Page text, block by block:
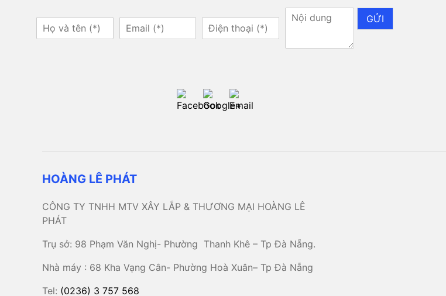
GỬI
HOÀNG LÊ PHÁT
CÔNG TY TNHH MTV XÂY LẮP & THƯƠNG MẠI HOÀNG LÊ
PHÁT
Trụ sở: 98 Phạm Văn Nghị- Phường Thanh Khê – Tp Đà Nẵng.
Nhà máy : 68 Kha Vạng Cân- Phường Hoà Xuân– Tp Đà Nẵng
Tel: (0236) 3 757 568